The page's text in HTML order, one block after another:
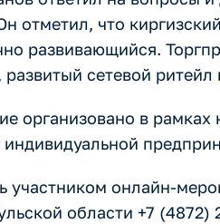
отметил, что
развивающийся.
развитый сетевой
организовано в
участником онлайн-
области +7